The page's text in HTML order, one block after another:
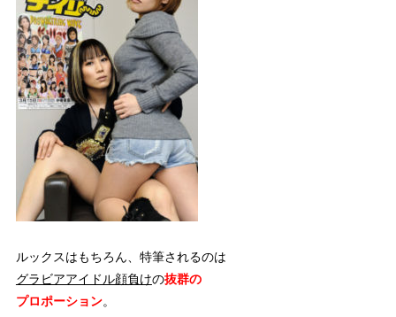
ルックスはもちろん、特筆されるのは
グラビアアイドル顔負けの抜群の
プロポーション。